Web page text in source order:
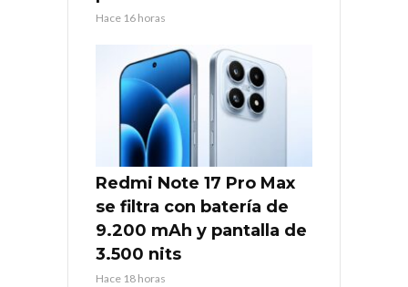
Hace 16 horas
Redmi Note 17 Pro Max
se filtra con batería de
9.200 mAh y pantalla de
3.500 nits
Hace 18 horas